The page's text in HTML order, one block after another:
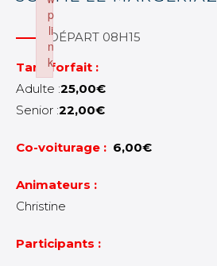
DÉPART 08H15
Tarif forfait :
Adulte :25,00€
Senior :22,00€
Co-voiturage : 6,00€
Animateurs :
Christine
Participants :
p
li
n
k
Failed to initialize plugin: wplink